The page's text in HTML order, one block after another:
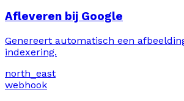
Afleveren bij Google
Genereert automatisch een
indexering.
north_east
webhook